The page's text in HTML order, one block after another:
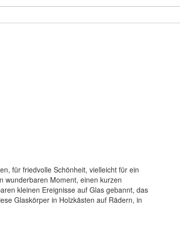
für friedvolle Schönheit, vielleicht für ein
wunderbaren Moment, einen kurzen
kleinen Ereignisse auf Glas gebannt, das
Glaskörper in Holzkästen auf Rädern, in